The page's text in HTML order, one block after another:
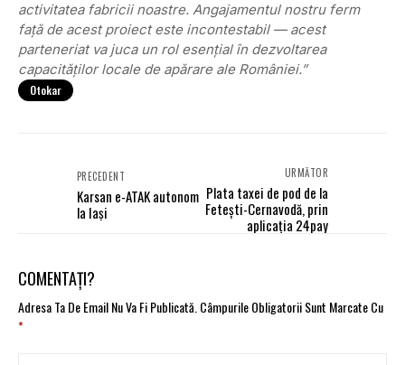
activitatea fabricii noastre. Angajamentul nostru ferm
față de acest proiect este incontestabil — acest
parteneriat va juca un rol esențial în dezvoltarea
capacităților locale de apărare ale României.”
Otokar
PRECEDENT
Karsan e-ATAK autonom
la Iași
URMĂTOR
Plata taxei de pod de la
Fetești-Cernavodă, prin
aplicația 24pay
COMENTAȚI?
Adresa Ta De Email Nu Va Fi Publicată. Câmpurile Obligatorii Sunt Marcate Cu
*